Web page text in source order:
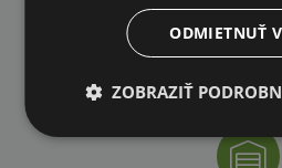
DOPRAVA
ODMIETNUŤ
ZOBRAZIŤ